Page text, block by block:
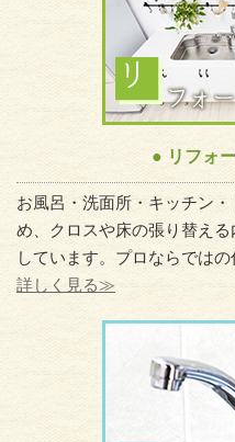
● リフォ
お風呂・洗面所・キッチン
め、クロスや床の張り替え
しています。プロならでは
詳しく見る≫